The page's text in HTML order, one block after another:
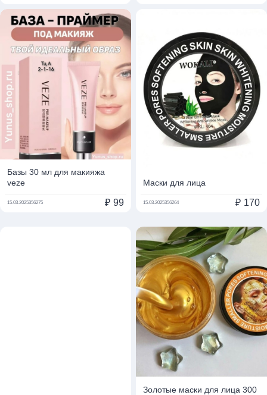
Базы 30 мл для макияжа
veze
15.03.2025356275 ₽ 99
Маски для лица
15.03.2025356264 ₽ 170
Золотые маски для лица 300